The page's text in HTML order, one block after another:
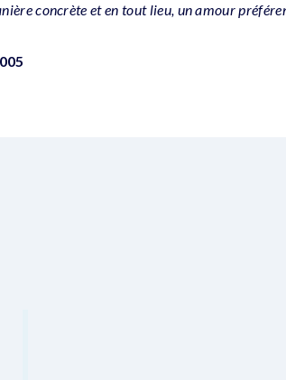
concrète et en tout lieu, un amour